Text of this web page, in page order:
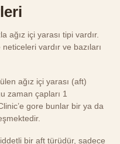
ağız içi yarası tipi vardır.
vardır ve bazıları
ağız içi yarası (aft)
zaman çapları 1
gore bunlar bir ya da
bir aft türüdür, sadece